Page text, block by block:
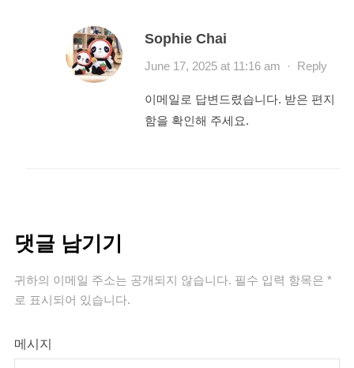
Sophie Chai
June 17, 2025 at 11:16 am · Reply
이메일로 답변드렸습니다. 받은 편지
함을 확인해 주세요.
댓글 남기기
귀하의 이메일 주소는 공개되지 않습니다. 필수 입력 항목은 *
로 표시되어 있습니다.
메시지